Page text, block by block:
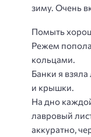
зиму. Очень
Помыть
Режем
кольцами.
Банки я
и крышки.
На дно
лавровый
аккуратно,